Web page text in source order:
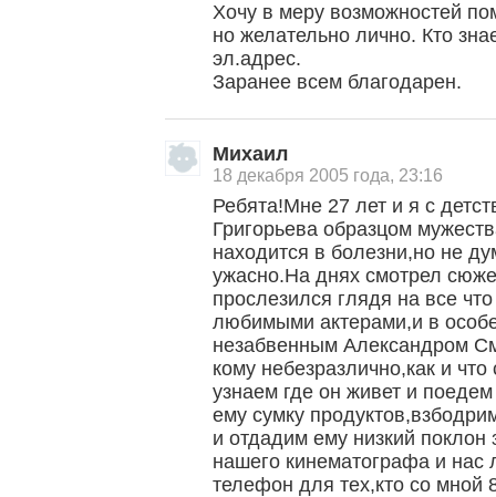
Хочу в меру возможностей
но желательно лично. Кто
эл.адрес.
Заранее всем благодарен.
Михаил
18 декабря 2005 года, 23:16
Ребята!Мне 27 лет и я с
Григорьева образцом
находится в болезни,но не
ужасно.На днях смотрел
прослезился глядя на все
любимыми актерами,и в
незабвенным Александром
кому небезразлично,как и
узнаем где он живет и
ему сумку
и отдадим ему низкий поклон
нашего кинематографа и нас
телефон для тех,кто со мной